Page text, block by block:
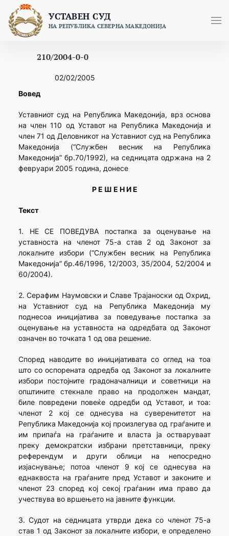
content
УСТАВЕН СУД
НА РЕПУБЛИКА СЕВЕРНА МАКЕДОНИЈА
210/2004-0-0
02/02/2005
Вовед
Уставниот суд на Република Македонија, врз основа
на член 110 од Уставот на Република Македонија и
член 71 од Деловникот на Уставниот суд на Република
Македонија (“Службен весник на Република
Македонија” бр.70/1992), на седницата одржана на 2
февруари 2005 година, донесе
Р Е Ш Е Н И Е
Текст
1. НЕ СЕ ПОВЕДУВА постапка за оценување на
уставноста на членот 75-а став 2 од Законот за
локалните избори (“Службен весник на Република
Македонија” бр.46/1996, 12/2003, 35/2004, 52/2004 и
60/2004).
2. Серафим Наумовски и Славе Трајаноски од Охрид,
на Уставниот суд на Република Македонија му
поднесоа иницијатива за поведување постапка за
оценување на уставноста на одредбата од Законот
означен во точката 1 од ова решение.
Според наводите во иницијативата со оглед на тоа
што со оспорената одредба од Законот за локалните
избори постојните градоначалници и советници на
општините стекнале право на продолжен мандат,
биле повредени повеќе одредби од Уставот, и тоа:
членот 2 кој се однесува на суверенитетот на
Република Македонија кој произлегува од граѓаните и
им припаѓа на граѓаните и власта ја остваруваат
преку демократски избрани претставници, преку
референдум и други облици на непосредно
изјаснување; потоа членот 9 кој се однесува на
еднаквоста на граѓаните пред Уставот и законите и
членот 23 според кој секој граѓанин има право да
учествува во вршењето на јавните функции.
3. Судот на седницата утврди дека со членот 75-а
став 1 од Законот за локалните избори, е определено